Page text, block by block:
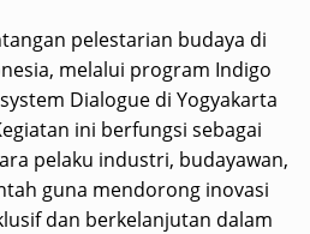
pelestarian budaya di
melalui program Indigo
Dialogue di Yogyakarta
ini berfungsi sebagai
pelaku industri, budayawan,
guna mendorong inovasi
dan berkelanjutan dalam